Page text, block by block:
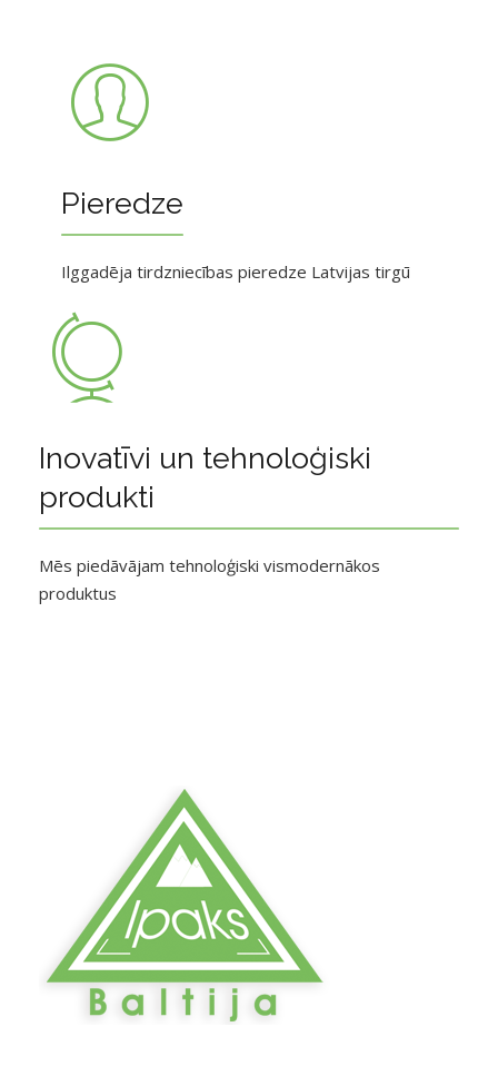
Pieredze
Ilggadēja tirdzniecības pieredze Latvijas tirgū
Inovatīvi un tehnoloģiski
produkti
Mēs piedāvājam tehnoloģiski vismodernākos
produktus